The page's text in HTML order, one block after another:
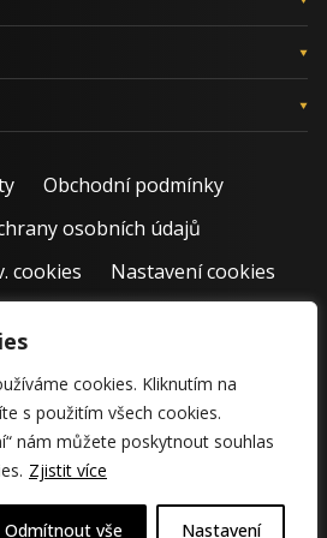
cookies. Kliknutím na
s použitím všech cookies.
nám můžete poskytnout souhlas
Zjistit více
Nastavení
Odmítnout vše
Obchodní podmínky
osobních údajů
cookies
Nastavení cookies
| Inspiruje české podnikatele už 15
krásných let.